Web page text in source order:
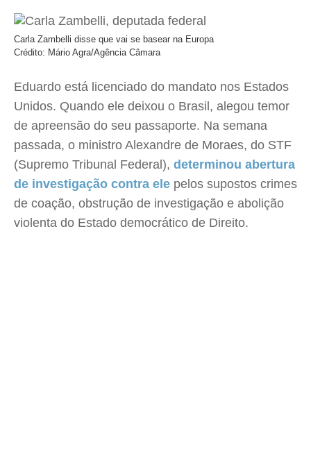
Carla Zambelli disse que vai se basear na Europa
Crédito: Mário Agra/Agência Câmara
Eduardo está licenciado do mandato nos Estados
Unidos. Quando ele deixou o Brasil, alegou temor
de apreensão do seu passaporte. Na semana
passada, o ministro Alexandre de Moraes, do STF
(Supremo Tribunal Federal), determinou abertura
de investigação contra ele pelos supostos crimes
de coação, obstrução de investigação e abolição
violenta do Estado democrático de Direito.